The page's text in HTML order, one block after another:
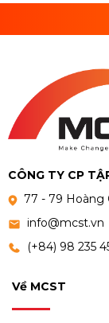
CÔNG TY CP
77 - 79 Hoàng
info@mcst.vn
(+84) 98 235
Về MCST